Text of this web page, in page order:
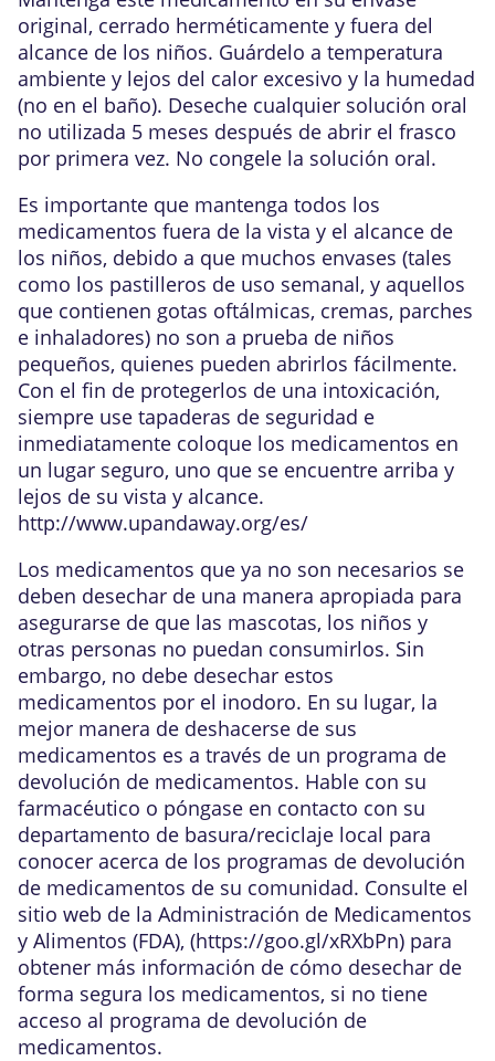
original, cerrado herméticamente y fuera del
alcance de los niños. Guárdelo a temperatura
ambiente y lejos del calor excesivo y la humedad
(no en el baño). Deseche cualquier solución oral
no utilizada 5 meses después de abrir el frasco
por primera vez. No congele la solución oral.
Es importante que mantenga todos los
medicamentos fuera de la vista y el alcance de
los niños, debido a que muchos envases (tales
como los pastilleros de uso semanal, y aquellos
que contienen gotas oftálmicas, cremas, parches
e inhaladores) no son a prueba de niños
pequeños, quienes pueden abrirlos fácilmente.
Con el fin de protegerlos de una intoxicación,
siempre use tapaderas de seguridad e
inmediatamente coloque los medicamentos en
un lugar seguro, uno que se encuentre arriba y
lejos de su vista y alcance.
http://www.upandaway.org/es/
Los medicamentos que ya no son necesarios se
deben desechar de una manera apropiada para
asegurarse de que las mascotas, los niños y
otras personas no puedan consumirlos. Sin
embargo, no debe desechar estos
medicamentos por el inodoro. En su lugar, la
mejor manera de deshacerse de sus
medicamentos es a través de un programa de
devolución de medicamentos. Hable con su
farmacéutico o póngase en contacto con su
departamento de basura/reciclaje local para
conocer acerca de los programas de devolución
de medicamentos de su comunidad. Consulte el
sitio web de la Administración de Medicamentos
y Alimentos (FDA), (https://goo.gl/xRXbPn) para
obtener más información de cómo desechar de
forma segura los medicamentos, si no tiene
acceso al programa de devolución de
medicamentos.